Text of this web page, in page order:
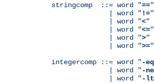
stringcomp  ::= word "==
              | word "
!=
              | word "
<"
              | word "
<=
              | word "
>"
              | word "
>=
integercomp ::= word "-eq
              | word "
-ne
              | word "
-lt